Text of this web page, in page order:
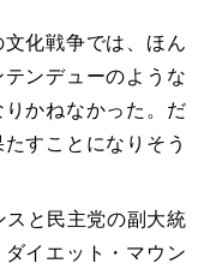
化戦争では、ほん
ンデューのような
かねなかった。だ
すことになりそう
と民主党の副大統
イエット・マウン